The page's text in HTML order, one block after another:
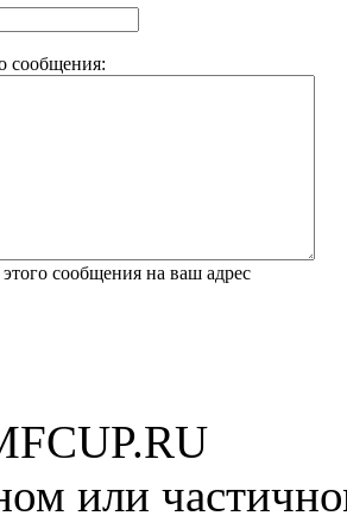
сообщения:
сообщения на ваш адрес
или